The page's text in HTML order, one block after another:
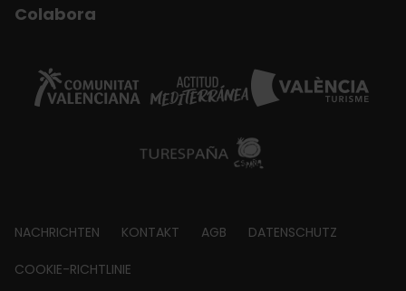
Colabora
Footer
about
NACHRICHTEN KONTAKT AGB DATENSCHUTZ
COOKIE-RICHTLINIE